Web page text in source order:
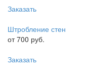
Заказать
Штробление стен
от 700 руб.
Заказать